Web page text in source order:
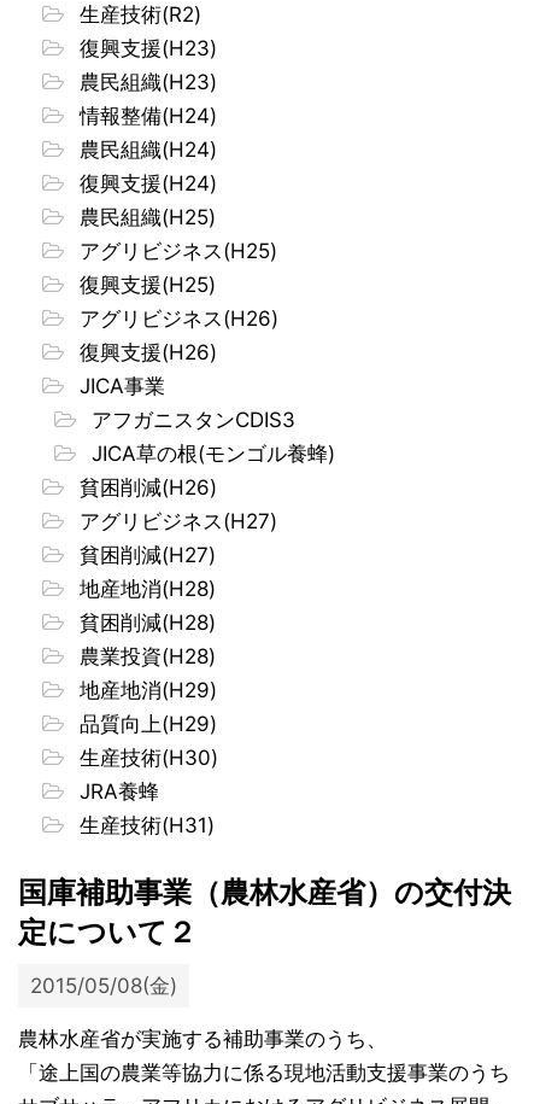
生産技術(R2)
復興支援(H23)
農民組織(H23)
情報整備(H24)
農民組織(H24)
復興支援(H24)
農民組織(H25)
アグリビジネス(H25)
復興支援(H25)
アグリビジネス(H26)
復興支援(H26)
JICA事業
アフガニスタンCDIS3
JICA草の根(モンゴル養蜂)
貧困削減(H26)
アグリビジネス(H27)
貧困削減(H27)
地産地消(H28)
貧困削減(H28)
農業投資(H28)
地産地消(H29)
品質向上(H29)
生産技術(H30)
JRA養蜂
生産技術(H31)
国庫補助事業（農林水産省）の交付決
定について２
2015/05/08(金)
農林水産省が実施する補助事業のうち、
「途上国の農業等協力に係る現地活動支援事業のうち